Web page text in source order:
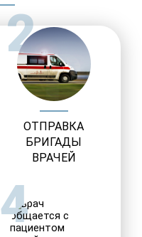
2
ОТПРАВКА
БРИГАДЫ
ВРАЧЕЙ
4